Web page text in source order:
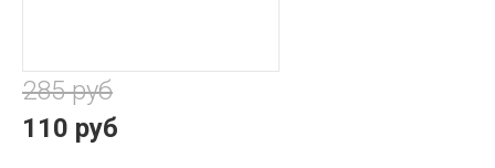
285 руб
110 руб